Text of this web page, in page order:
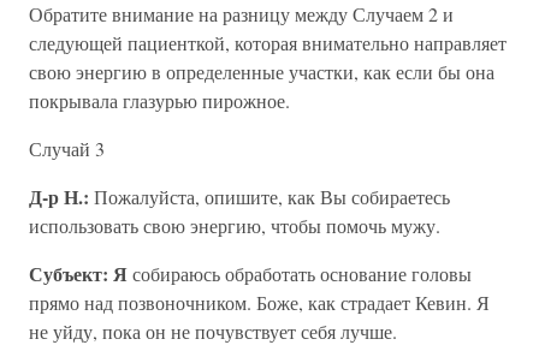
Обратите внимание на разницу между Случаем 2 и
следующей пациенткой, которая внимательно направляет
свою энергию в определенные участки, как если бы она
покрывала глазурью пирожное.
Случай 3
Д-р Н.: Пожалуйста, опишите, как Вы собираетесь
использовать свою энергию, чтобы помочь мужу.
Субъект: Ясобираюсь обработать основание головы
прямо над позвоночником. Боже, как страдает Кевин. Я
не уйду, пока он не почувствует себя лучше.